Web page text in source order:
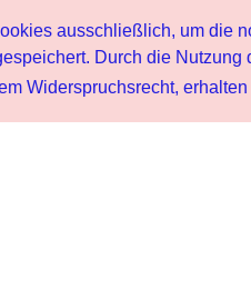
ausschließlich, um die
Durch die
Widerspruchsrecht,